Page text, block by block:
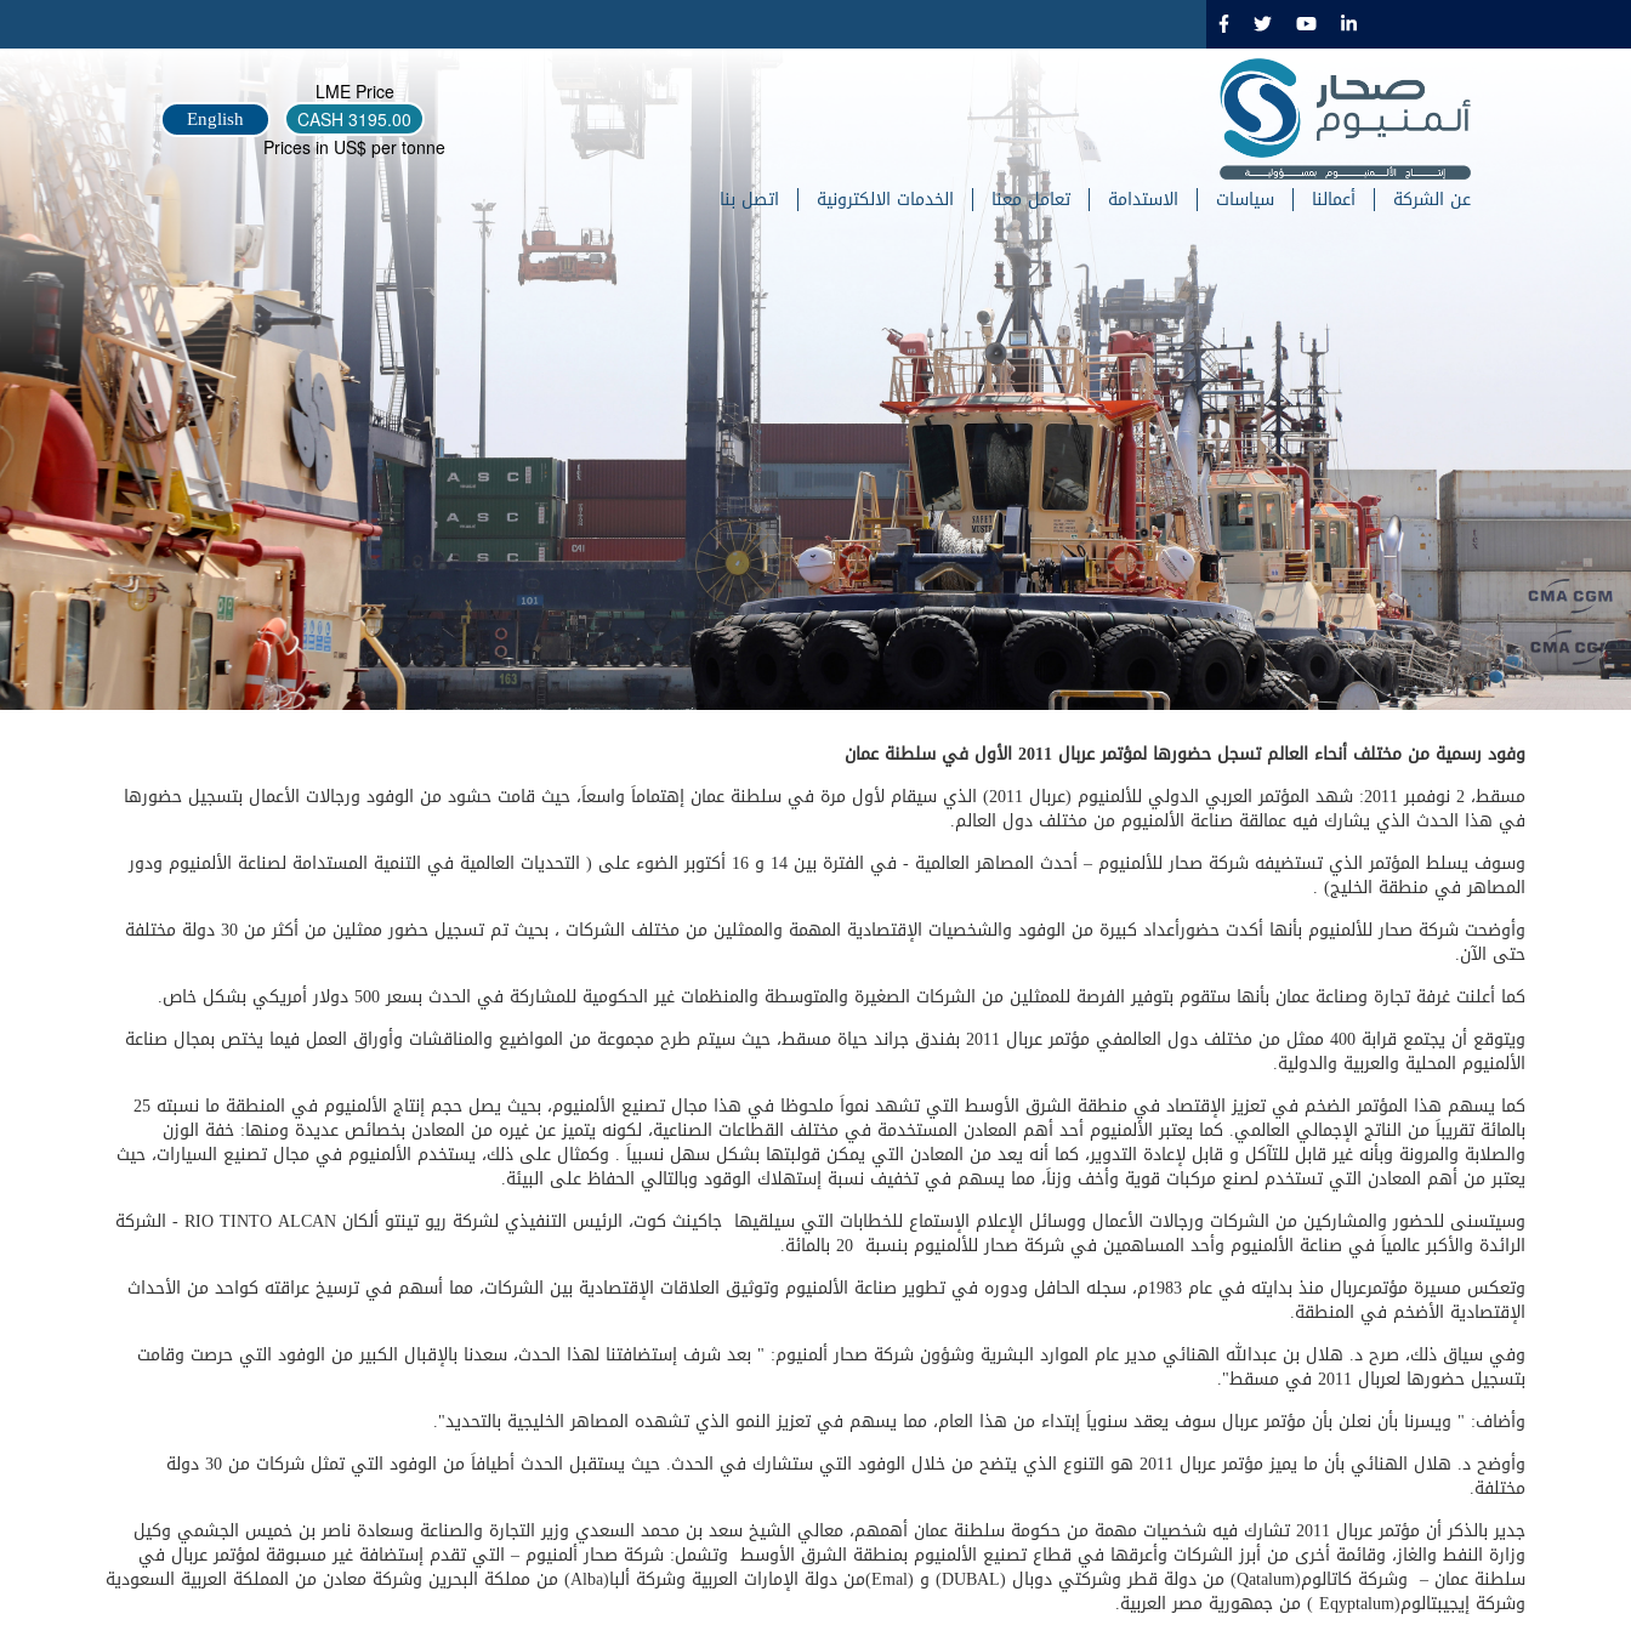
English
LME Price
CASH 3195.00
Prices in US$ per tonne
عن الشركة أعمالنا سياسات الاستدامة تعامل معنا الخدمات الالكترونية اتصل بنا
وفود رسمية من مختلف أنحاء العالم تسجل حضورها لمؤتمر عربال 2011 الأول في سلطنة عمان
مسقط، 2 نوفمبر 2011: شهد المؤتمر العربي الدولي للألمنيوم (عربال 2011) الذي سيقام لأول مرة في سلطنة عمان إهتماماَ واسعاَ، حيث قامت حشود من الوفود ورجالات الأعمال بتسجيل حضورها
في هذا الحدث الذي يشارك فيه عمالقة صناعة الألمنيوم من مختلف دول العالم.
وسوف يسلط المؤتمر الذي تستضيفه شركة صحار للألمنيوم – أحدث المصاهر العالمية - في الفترة بين 14 و 16 أكتوبر الضوء على ( التحديات العالمية في التنمية المستدامة لصناعة الألمنيوم ودور
المصاهر في منطقة الخليج) .
وأوضحت شركة صحار للألمنيوم بأنها أكدت حضورأعداد كبيرة من الوفود والشخصيات الإقتصادية المهمة والممثلين من مختلف الشركات ، بحيث تم تسجيل حضور ممثلين من أكثر من 30 دولة مختلفة
حتى الآن.
كما أعلنت غرفة تجارة وصناعة عمان بأنها ستقوم بتوفير الفرصة للممثلين من الشركات الصغيرة والمتوسطة والمنظمات غير الحكومية للمشاركة في الحدث بسعر 500 دولار أمريكي بشكل خاص.
ويتوقع أن يجتمع قرابة 400 ممثل من مختلف دول العالمفي مؤتمر عربال 2011 بفندق جراند حياة مسقط، حيث سيتم طرح مجموعة من المواضيع والمناقشات وأوراق العمل فيما يختص بمجال صناعة
الألمنيوم المحلية والعربية والدولية.
كما يسهم هذا المؤتمر الضخم في تعزيز الإقتصاد في منطقة الشرق الأوسط التي تشهد نمواَ ملحوظا في هذا مجال تصنيع الألمنيوم، بحيث
يصل حجم إنتاج الألمنيوم في المنطقة ما نسبته 25
بالمائة تقريباَ من الناتج الإجمالي العالمي. كما يعتبر الألمنيوم أحد أهم المعادن المستخدمة في مختلف القطاعات الصناعية، لكونه يتميزعن غيره من المعادن بخصائص عديدة ومنها: خفة الوزن
والصلابة والمرونة وبأنه غير قابل للتآكل و قابل لإعادة التدوير، كما أنه يعد من المعادن التي يمكن قولبتها بشكل سهل نسبياَ . وكمثال على ذلك، يستخدم الألمنيوم في مجال تصنيع السيارات، حيث
يعتبر من أهم المعادن التي تستخدم لصنع مركبات قوية وأخف وزناَ، مما يسهم في تخفيف نسبة إستهلاك الوقود وبالتالي الحفاظ على البيئة.
وسيتسنى للحضور والمشاركين من الشركات ورجالات الأعمال ووسائل الإعلام الإستماع للخطابات التي سيلقيها جاكينث كوت، الرئيس التنفيذي لشركة ريو تينتو ألكان RIO TINTO ALCAN- الشركة
الرائدة والأكبر عالمياَ في صناعة الألمنيوم وأحد المساهمين في شركة صحار للألمنيوم بنسبة 20 بالمائة.
وتعكس مسيرة مؤتمرعربال منذ بدايته في عام 1983م، سجله الحافل ودوره في تطوير صناعة الألمنيوم وتوثيق العلاقات الإقتصادية بين الشركات، مما أسهم في ترسيخ عراقته كواحد من الأحداث
الإقتصادية الأضخم في المنطقة.
وفي سياق ذلك، صرح د. هلال بن عبدالله الهنائي مدير عام الموارد البشرية وشؤون شركة صحار ألمنيوم: " بعد شرف إستضافتنا لهذا الحدث، سعدنا بالإقبال الكبير من الوفود التي حرصت وقامت
بتسجيل حضورها لعربال 2011 في مسقط".
وأضاف: " ويسرنا بأن نعلن بأن مؤتمر عربال سوف يعقد سنوياَ إبتداء من هذا العام، مما يسهم في تعزيز النمو الذي تشهده المصاهر الخليجية بالتحديد".
وأوضح د. هلال الهنائي بأن ما يميز مؤتمر عربال 2011 هو التنوع الذي يتضح من خلال الوفود التي ستشارك في الحدث. حيث يستقبل الحدث أطيافاَ من الوفود التي تمثل شركات من 30 دولة
مختلفة.
جدير بالذكر أن مؤتمر عربال 2011 تشارك فيه شخصيات مهمة من حكومة سلطنة عمان أهمهم، معالي الشيخ سعد بن محمد السعدي وزير التجارة والصناعة وسعادة ناصر بن خميس الجشمي وكيل
وزارة النفط والغاز، وقائمة أخرى من أبرز الشركات وأعرقها في قطاع تصنيع الألمنيوم بمنطقة الشرق الأوسط وتشمل: شركة صحار ألمنيوم – التي تقدم إستضافة غير مسبوقة لمؤتمر عربال في
سلطنة عمان – وشركة كاتالوم(Qatalum) من دولة قطر وشركتي دوبال (DUBAL) و (Emal) من دولة الإمارات العربية وشركة ألبا(Alba) من مملكة البحرين وشركة معادن من المملكة العربية السعودية
وشركة إيجيبتالوم(Eqyptalum )
من جمهورية مصر العربية.